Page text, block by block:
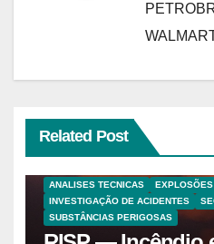
Related Post
ANALISES TECNICAS EXPLOSÕES
INVESTIGAÇÃO DE ACIDENTES
SUBSTÂNCIAS PERIGOSAS